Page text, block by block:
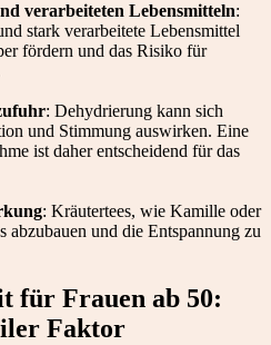
verarbeiteten Lebensmitteln:
stark verarbeitete Lebensmittel
fördern und das Risiko für
: Dehydrierung kann sich
und Stimmung auswirken. Eine
ist daher entscheidend für das
: Kräutertees, wie Kamille oder
abzubauen und die Entspannung zu
für Frauen ab 50:
Faktor